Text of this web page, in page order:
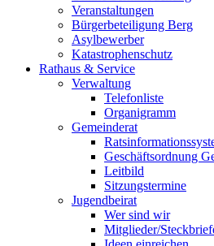
Veranstaltungen
Bürgerbeteiligung Berg
Asylbewerber
Katastrophenschutz
Rathaus & Service
Verwaltung
Telefonliste
Organigramm
Gemeinderat
Geschäftsordnung
Leitbild
Sitzungstermine
Jugendbeirat
Wer sind wir
Mitglieder/